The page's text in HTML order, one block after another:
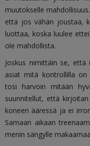
muutokselle
että jos vähän joustaa,
luottaa, koska luulee
ole mahdollista.
Joskus nimittäin se,
asiat mitä kontrollilla
tosi harvoin mitään
suunnitellut, että
koneen ääressä ja ei
Samaan aikaan
menin sängylle